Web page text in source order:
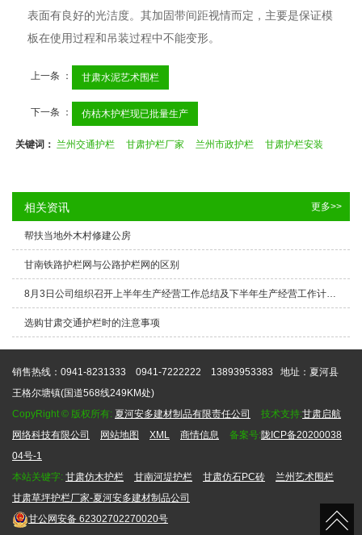
表面有良好的光洁度。其加固带间距视情而定，主要是保证模
板在使用过程和吊装过程中不能变形。
上一条 ： 甘肃水泥艺术围栏
下一条 ： 仿枯木护栏现已批量生产
关键词： 兰州交通护栏 甘肃护栏厂家 兰州市政护栏 甘肃护栏安装
相关资讯 更多>>
帮扶当地外木村修建公房
甘南铁路护栏网与公路护栏网的区别
8月3日公司组织召开上半年生产经营工作总结及下半年生产经营工作计划安排部署大会
选购甘肃交通护栏时的注意事项
销售热线：0941-8231333 0941-7222222 13893953383 地址：夏河县
王格尔塘镇(国道568线249KM处)
CopyRight © 版权所有: 夏河安多建材制品有限责任公司 技术支持:甘肃启航
网络科技有限公司
网站地图 XML 商情信息 备案号:陇ICP备20200038
04号-1
本站关键字: 甘肃仿木护栏 甘南河堤护栏 甘肃仿石PC砖
兰州艺术围栏
甘肃草坪护栏厂家-夏河安多建材制品公司
甘公网安备 62302702270020号